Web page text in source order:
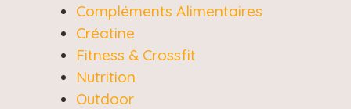
Compléments Alimentaires
Créatine
Fitness & Crossfit
Nutrition
Outdoor